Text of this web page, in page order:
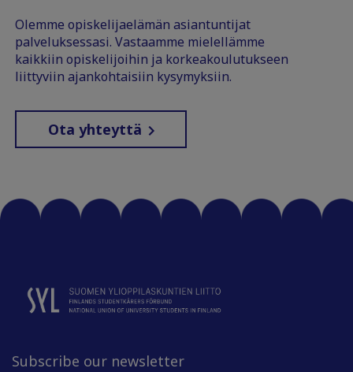
Olemme opiskelijaelämän asiantuntijat
palveluksessasi. Vastaamme mielellämme
kaikkiin opiskelijoihin ja korkeakoulutukseen
liittyviin ajankohtaisiin kysymyksiin.
Ota yhteyttä
Subscribe our newsletter